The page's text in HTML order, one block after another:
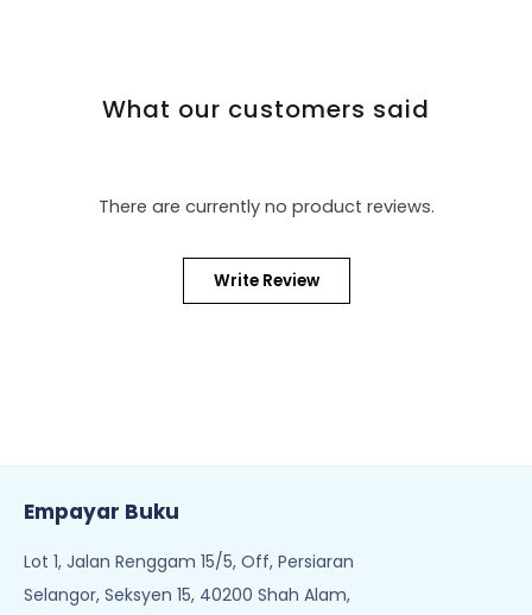
What our customers said
There are currently no product reviews.
Write Review
Empayar Buku
Lot 1, Jalan Renggam 15/5, Off, Persiaran
Selangor, Seksyen 15, 40200 Shah Alam,